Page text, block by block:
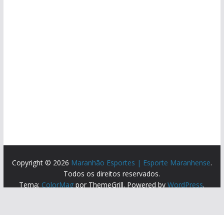
Copyright © 2026 Maranhão Esportes | Esporte Maranhense.
Todos os direitos reservados.
Tema: ColorMag por ThemeGrill. Powered byWordPress.